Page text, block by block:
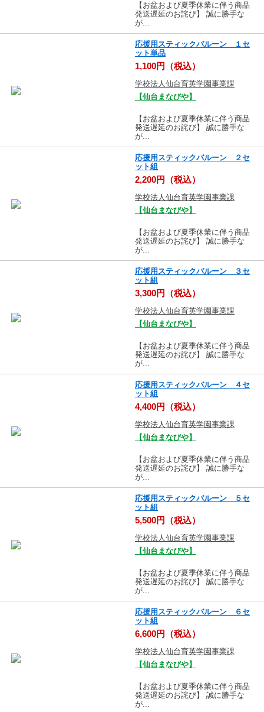
【お盆および夏季休業に伴う商品
発送遅延のお詫び】 誠に勝手な
が...
応援用スティックバルーン １セ
ット単品
1,100円（税込）
学校法人仙台育英学園事業課
【仙台まなびや】
【お盆および夏季休業に伴う商品
発送遅延のお詫び】 誠に勝手な
が...
応援用スティックバルーン ２セ
ット組
2,200円（税込）
学校法人仙台育英学園事業課
【仙台まなびや】
【お盆および夏季休業に伴う商品
発送遅延のお詫び】 誠に勝手な
が...
応援用スティックバルーン ３セ
ット組
3,300円（税込）
学校法人仙台育英学園事業課
【仙台まなびや】
【お盆および夏季休業に伴う商品
発送遅延のお詫び】 誠に勝手な
が...
応援用スティックバルーン ４セ
ット組
4,400円（税込）
学校法人仙台育英学園事業課
【仙台まなびや】
【お盆および夏季休業に伴う商品
発送遅延のお詫び】 誠に勝手な
が...
応援用スティックバルーン ５セ
ット組
5,500円（税込）
学校法人仙台育英学園事業課
【仙台まなびや】
【お盆および夏季休業に伴う商品
発送遅延のお詫び】 誠に勝手な
が...
応援用スティックバルーン ６セ
ット組
6,600円（税込）
学校法人仙台育英学園事業課
【仙台まなびや】
【お盆および夏季休業に伴う商品
発送遅延のお詫び】 誠に勝手な
が...